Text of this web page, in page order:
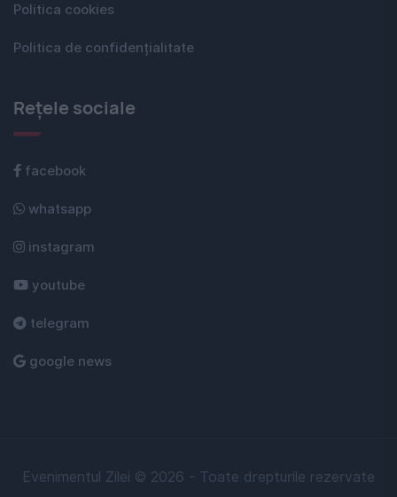
Politica cookies
Politica de confidențialitate
Rețele sociale
facebook
whatsapp
instagram
youtube
telegram
google news
Evenimentul Zilei © 2026 - Toate drepturile rezervate